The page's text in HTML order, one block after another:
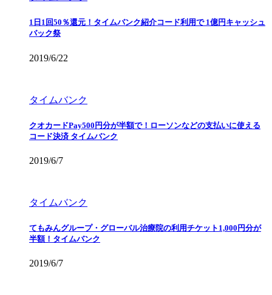
1日1回50％還元！タイムバンク紹介コード利用で 1億円キャッシュ
バック祭
2019/6/22
タイムバンク
クオカードPay500円分が半額で！ローソンなどの支払いに使える
コード決済 タイムバンク
2019/6/7
タイムバンク
てもみんグループ・グローバル治療院の利用チケット1,000円分が
半額！タイムバンク
2019/6/7